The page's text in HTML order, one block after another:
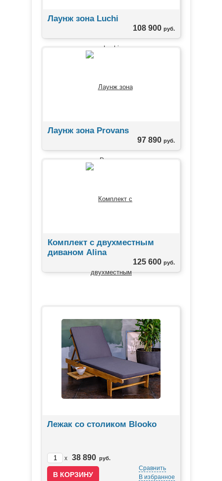
Лаунж зона Luchi
108 900 руб.
Лаунж зона Provans
97 890 руб.
Комплект с двухместным
диваном Alina
125 600 руб.
Лежак со столиком Blooko
x 38 890 руб.
Сравнить
В избранное